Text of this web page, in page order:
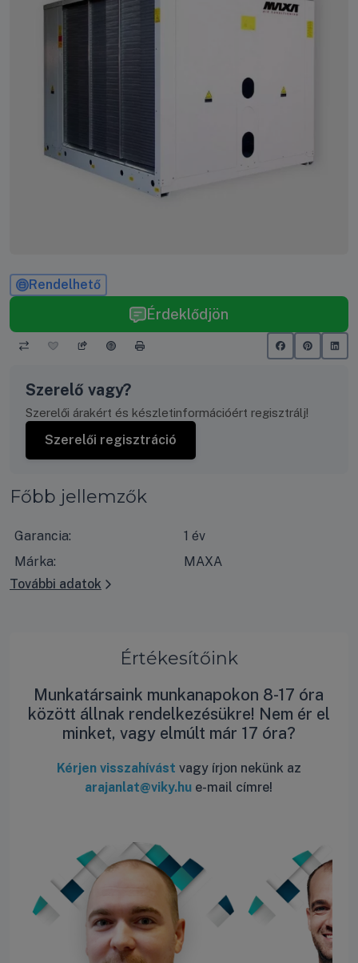
Rendelhető
Érdeklődjön
Szerelő vagy?
Szerelői árakért és készletinformációért regisztrálj!
Szerelői regisztráció
Főbb jellemzők
Garancia:
1 év
Márka:
MAXA
További adatok
Értékesítőink
Munkatársaink munkanapokon 8-17 óra
között állnak rendelkezésükre! Nem ér el
minket, vagy elmúlt már 17 óra?
Kérjen visszahívást vagy írjon nekünk az
arajanlat@viky.hu e-mail címre!